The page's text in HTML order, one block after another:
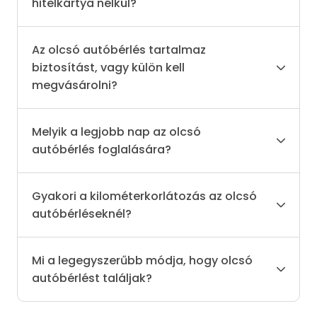
hitelkártya nélkül?
Az olcsó autóbérlés tartalmaz
biztosítást, vagy külön kell
megvásárolni?
Melyik a legjobb nap az olcsó
autóbérlés foglalására?
Gyakori a kilométerkorlátozás az olcsó
autóbérléseknél?
Mi a legegyszerűbb módja, hogy olcsó
autóbérlést találjak?